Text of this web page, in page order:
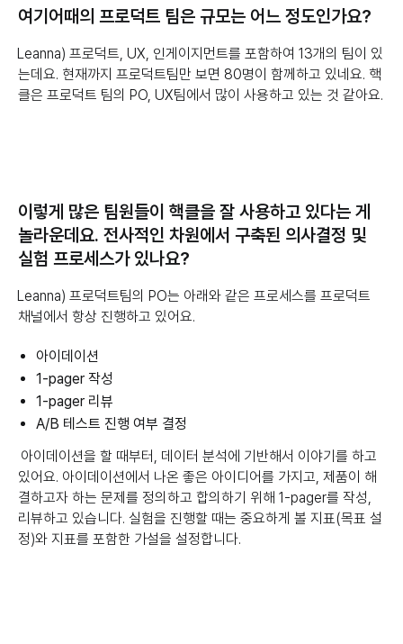
여기어때의 프로덕트 팀은 규모는 어느 정도인가요?
Leanna) 프로덕트, UX, 인게이지먼트를 포함하여 13개의 팀이 있
는데요. 현재까지 프로덕트팀만 보면 80명이 함께하고 있네요. 핵
클은 프로덕트 팀의 PO, UX팀에서 많이 사용하고 있는 것 같아요.
이렇게 많은 팀원들이 핵클을 잘 사용하고 있다는 게
놀라운데요. 전사적인 차원에서 구축된 의사결정 및
실험 프로세스가 있나요?
Leanna) 프로덕트팀의 PO는 아래와 같은 프로세스를 프로덕트
채널에서 항상 진행하고 있어요.
아이데이션
1-pager 작성
1-pager 리뷰
A/B 테스트 진행 여부 결정
아이데이션을 할 때부터, 데이터 분석에 기반해서 이야기를 하고
있어요. 아이데이션에서 나온 좋은 아이디어를 가지고, 제품이 해
결하고자 하는 문제를 정의하고 합의하기 위해 1-pager를 작성,
리뷰하고 있습니다. 실험을 진행할 때는 중요하게 볼 지표(목표 설
정)와 지표를 포함한 가설을 설정합니다.